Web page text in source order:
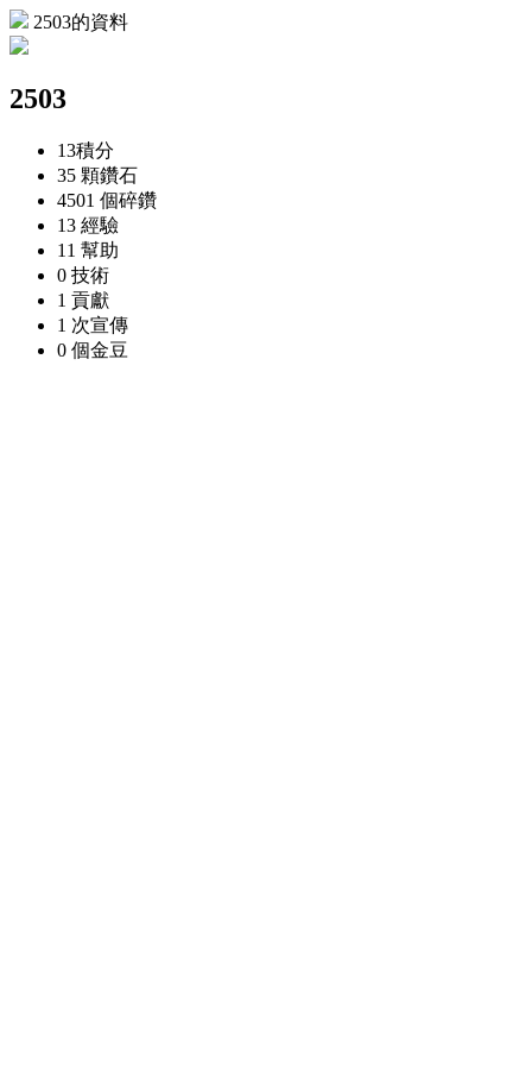
2503的資料
2503
13積分
35 顆鑽石
4501 個碎鑽
13 經驗
11 幫助
0 技術
1 貢獻
1 次宣傳
0 個金豆